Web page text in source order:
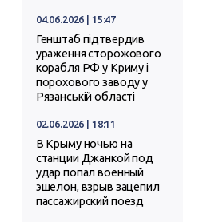
04.06.2026 | 15:47
Генштаб підтвердив
ураження сторожового
корабля РФ у Криму і
порохового заводу у
Рязанській області
02.06.2026 | 18:11
В Крыму ночью на
станции Джанкой под
удар попал военный
эшелон, взрыв зацепил
пассажирский поезд